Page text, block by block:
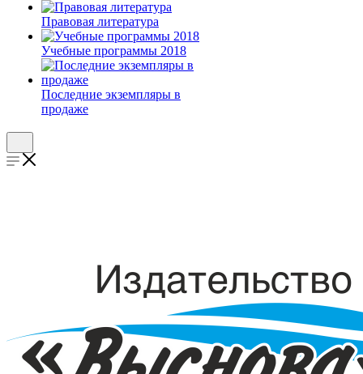
Правовая литература
Учебные программы 2018
Последние экземпляры в
продаже